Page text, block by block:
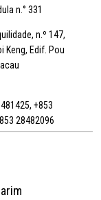
n.° 331
n.º 147,
Keng, Edif. Pou
+853
28482096